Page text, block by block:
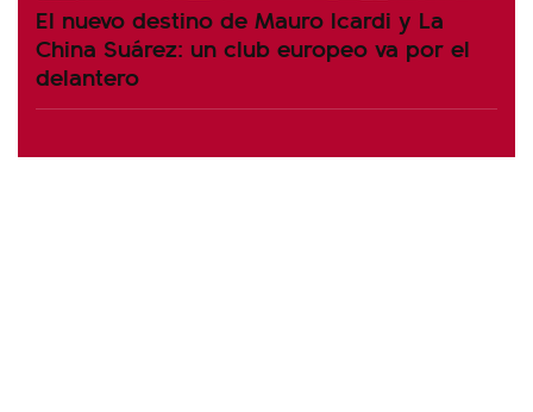
El nuevo destino de Mauro Icardi y La
China Suárez: un club europeo va por el
delantero